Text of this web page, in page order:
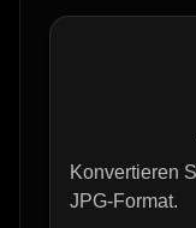
Konvertieren
JPG-Format.